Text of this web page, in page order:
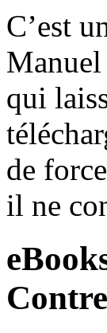
C’est
Manuel
qui
de
il ne